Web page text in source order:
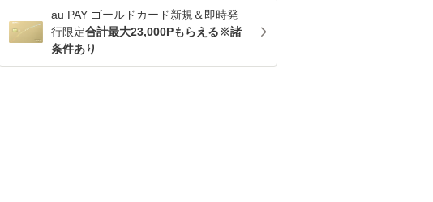
au PAY ゴールドカード新規＆即時発
行限定合計最大23,000Pもらえる※諸
条件あり